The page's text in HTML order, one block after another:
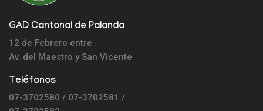
GAD Cantonal de Palanda
12 de Febrero entre
Av. del Maestro ySan Vicente
Teléfonos
07-3702580 / 07-3702581 /